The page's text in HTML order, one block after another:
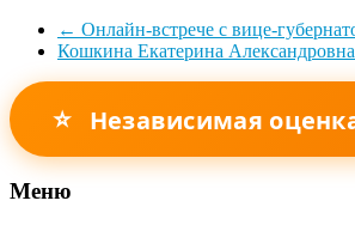
← Онлайн-встрече с вице-
Кошкина Екатерина Александровна
⭐ Независимая
Меню